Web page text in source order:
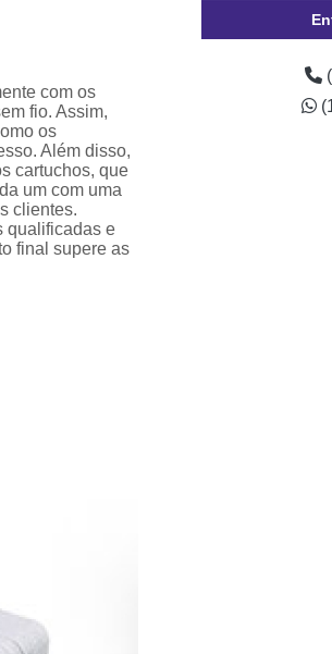
de Identificação de Funcionário
em Branco
Identificação
Crachá com Cordão Personalizado Rio
Crachá de Identificação Personalizado
Datacard
com os
fio. Assim,
os
Além disso,
cartuchos, que
um com uma
clientes.
qualificadas e
final supere as